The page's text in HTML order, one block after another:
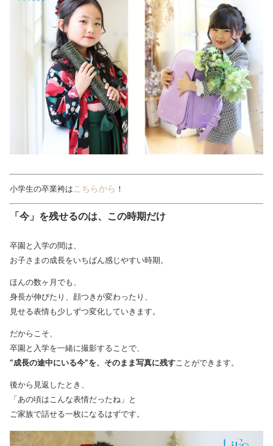
小学生の卒業袴は こちらから ！
「今」を残せるのは、この時期だけ
卒園と入学の間は、
お子さまの成長をいちばん感じやすい時期。
ほんの数ヶ月でも、
身長が伸びたり、顔つきが変わったり、
見せる表情も少しずつ変化していきます。
だからこそ、
卒園と入学を一緒に撮影することで、
“成長の途中にいる今”を、そのまま写真に残すことができます。
後から見返したとき、
「あの頃はこんな表情だったね」と
ご家族で話せる一枚になるはずです。